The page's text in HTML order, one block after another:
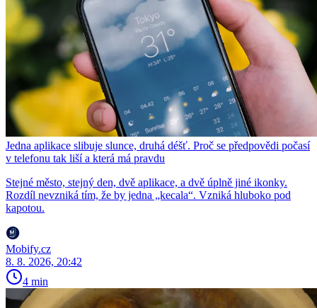
Jedna aplikace slibuje slunce, druhá déšť. Proč se předpovědi počasí
v telefonu tak liší a která má pravdu
Stejné město, stejný den, dvě aplikace, a dvě úplně jiné ikonky.
Rozdíl nevzniká tím, že by jedna „kecala“. Vzniká hluboko pod
kapotou.
Mobify.cz
8. 8. 2026, 20:42
4 min